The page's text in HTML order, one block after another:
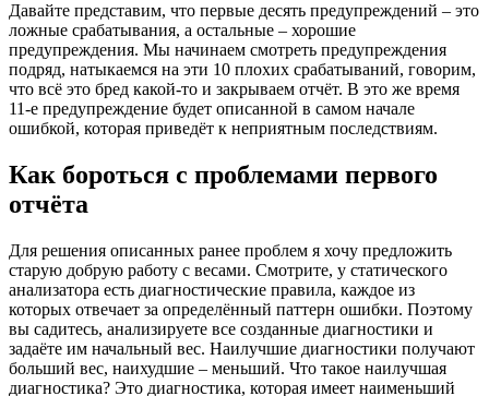
Давайте представим, что первые десять предупреждений – это
ложные срабатывания, а остальные – хорошие
предупреждения. Мы начинаем смотреть предупреждения
подряд, натыкаемся на эти 10 плохих срабатываний, говорим,
что всё это бред какой-то и закрываем отчёт. В это же время
11-е предупреждение будет описанной в самом начале
ошибкой, которая приведёт к неприятным последствиям.
Как бороться с проблемами первого
отчёта
Для решения описанных ранее проблем я хочу предложить
старую добрую работу с весами. Смотрите, у статического
анализатора есть диагностические правила, каждое из
которых отвечает за определённый паттерн ошибки. Поэтому
вы садитесь, анализируете все созданные диагностики и
задаёте им начальный вес. Наилучшие диагностики получают
больший вес, наихудшие – меньший. Что такое наилучшая
диагностика? Это диагностика, которая имеет наименьший